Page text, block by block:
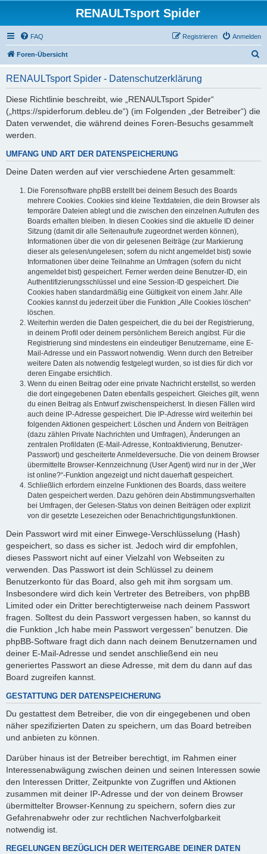
RENAULTsport Spider
FAQ Anmelden
Registrieren
Foren-Übersicht
RENAULTsport Spider - Datenschutzerklärung
Diese Richtlinie beschreibt, wie „RENAULTsport Spider“
(„https://spiderforum.debleu.de“) (im Folgenden „der Betreiber“) die
Daten verwendet, die während deines Foren-Besuchs gesammelt
werden.
UMFANG UND ART DER DATENSPEICHERUNG
Deine Daten werden auf vier verschiedene Arten gesammelt:
Die Forensoftware phpBB erstellt bei deinem Besuch des Boards
mehrere Cookies. Cookies sind kleine Textdateien, die dein Browser als
temporäre Dateien ablegt und die zwischen den einzelnen Aufrufen des
Boards erhalten bleiben. In diesen Cookies sind die aktuelle ID deiner
Sitzung (damit dir alle Seitenaufrufe zugeordnet werden können),
Informationen über die von dir gelesenen Beiträge (zur Markierung
dieser als gelesen/ungelesen; sofern du nicht angemeldet bist) sowie
Informationen über deine Teilnahme an Umfragen (sofern du nicht
angemeldet bist) gespeichert. Ferner werden deine Benutzer-ID, ein
Authentifizierungsschlüssel und eine Session-ID gespeichert. Die
Cookies haben standardmäßig eine Gültigkeit von einem Jahr. Alle
Cookies kannst du jederzeit über die Funktion „Alle Cookies löschen“
löschen.
Weiterhin werden die Daten gespeichert, die du bei der Registrierung,
in deinem Profil oder deinem persönlichem Bereich angibst. Für die
Registrierung sind mindestens ein eindeutiger Benutzername, eine E-
Mail-Adresse und ein Passwort notwendig. Wenn durch den Betreiber
weitere Daten als notwendig festgelegt wurden, so ist dies für dich vor
deren Eingabe ersichtlich.
Wenn du einen Beitrag oder eine private Nachricht erstellst, so werden
die dort eingegebenen Daten ebenfalls gespeichert. Gleiches gilt, wenn
du einen Beitrag als Entwurf zwischenspeicherst. In diesen Fällen wird
auch deine IP-Adresse gespeichert. Die IP-Adresse wird weiterhin bei
folgenden Aktionen gespeichert: Löschen und Ändern von Beiträgen
(dazu zählen Private Nachrichten und Umfragen), Änderungen an
zentralen Profildaten (E-Mail-Adresse, Kontoaktivierung, Benutzer-
Passwort) und gescheiterte Anmeldeversuche. Die von deinem Browser
übermittelte Browser-Kennzeichnung (User Agent) wird nur in der „Wer
ist online?“-Funktion angezeigt und nicht dauerhaft gespeichert.
Schließlich erfordern einzelne Funktionen des Boards, dass weitere
Daten gespeichert werden. Dazu gehören dein Abstimmungsverhalten
bei Umfragen, der Gelesen-Status von deinen Beiträgen oder explizit
von dir gesetzte Lesezeichen oder Benachrichtigungsfunktionen.
Dein Passwort wird mit einer Einwege-Verschlüsselung (Hash)
gespeichert, so dass es sicher ist. Jedoch wird dir empfohlen,
dieses Passwort nicht auf einer Vielzahl von Webseiten zu
verwenden. Das Passwort ist dein Schlüssel zu deinem
Benutzerkonto für das Board, also geh mit ihm sorgsam um.
Insbesondere wird dich kein Vertreter des Betreibers, von phpBB
Limited oder ein Dritter berechtigterweise nach deinem Passwort
fragen. Solltest du dein Passwort vergessen haben, so kannst du
die Funktion „Ich habe mein Passwort vergessen“ benutzen. Die
phpBB-Software fragt dich dann nach deinem Benutzernamen und
deiner E-Mail-Adresse und sendet anschließend ein neu
generiertes Passwort an diese Adresse, mit dem du dann auf das
Board zugreifen kannst.
GESTATTUNG DER DATENSPEICHERUNG
Du gestattest dem Betreiber, die von dir eingegebenen und oben
näher spezifizierten Daten zu speichern, um das Board betreiben
und anbieten zu können.
Darüber hinaus ist der Betreiber berechtigt, im Rahmen einer
Interessenabwägung zwischen deinen und seinen Interessen sowie
den Interessen Dritter, Zeitpunkte von Zugriffen und Aktionen
zusammen mit deiner IP-Adresse und der von deinem Browser
übermittelter Browser-Kennung zu speichern, sofern dies zur
Gefahrenabwehr oder zur rechtlichen Nachverfolgbarkeit
notwendig ist.
REGELUNGEN BEZÜGLICH DER WEITERGABE DEINER DATEN